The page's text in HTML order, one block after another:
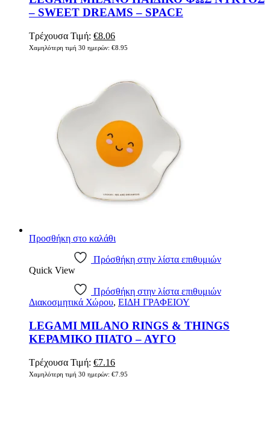
– SWEET DREAMS – SPACE
Τρέχουσα Τιμή: Original
price
€8.06Η
τρέχουσα
€8.06.
Χαμηλότερη τιμή 30 ημερών: €8.95
Προσθήκη στο καλάθι
Πρόσθήκη στην λίστα επιθυμιών
Quick View
Πρόσθήκη στην λίστα επιθυμιών
Διακοσμητικά Χώρου, ΕΙΔΗ ΓΡΑΦΕΙΟΥ
LEGAMI MILANO RINGS & THINGS
ΚΕΡΑΜΙΚΟ ΠΙΑΤΟ – ΑΥΓΟ
Τρέχουσα Τιμή: Original
price
€7.16Η
τρέχουσα
Χαμηλότερη τιμή 30 ημερών: €7.95